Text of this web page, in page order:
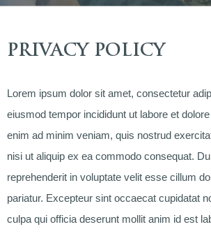
PRIVACY POLICY
Lorem ipsum dolor sit amet, consectetur
eiusmod tempor incididunt ut labore et
enim ad minim veniam, quis nostrud
nisi ut aliquip ex ea commodo consequat.
reprehenderit in voluptate velit esse cillum
pariatur. Excepteur sint occaecat cupidatat
culpa qui officia deserunt mollit anim id est